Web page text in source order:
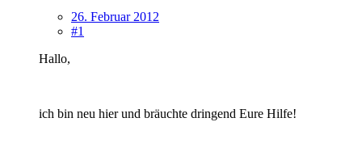
26. Februar 2012
#1
Hallo,
ich bin neu hier und bräuchte dringend Eure Hilfe!